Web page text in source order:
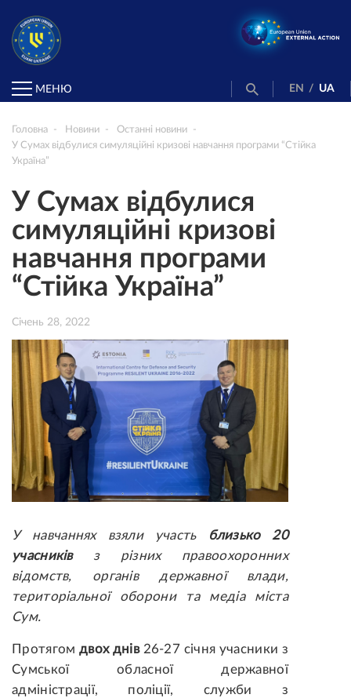
МЕНЮ EN / UA
Головна Новини
Останні новини
У Сумах відбулися симуляційні кризові навчання програми “Стійка
Україна”
У Сумах відбулися
симуляційні кризові
навчання програми
“Стійка Україна”
Січень 28, 2022
У навчаннях взяли участь
близько 20
учасників з різних правоохоронних
відомств, органів державної влади,
територіальної оборони та медіа міста
Сум.
Протягом двох днів 26-27 січня учасники з
Сумської обласної державної
адміністрації, поліції, служби з